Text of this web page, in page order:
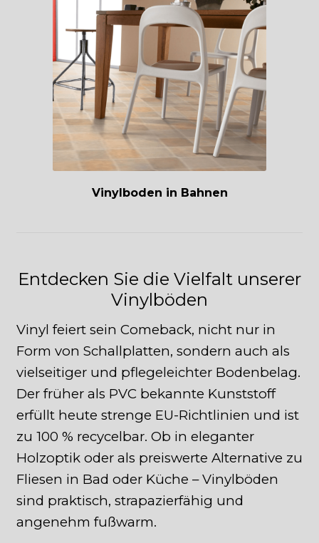
Vinylboden in Bahnen
Entdecken Sie die Vielfalt unserer
Vinylböden
Vinyl feiert sein Comeback, nicht nur in
Form von Schallplatten, sondern auch als
vielseitiger und pflegeleichter Bodenbelag.
Der früher als PVC bekannte Kunststoff
erfüllt heute strenge EU-Richtlinien und ist
zu 100 % recycelbar. Ob in eleganter
Holzoptik oder als preiswerte Alternative zu
Fliesen in Bad oder Küche – Vinylböden
sind praktisch, strapazierfähig und
angenehm fußwarm.